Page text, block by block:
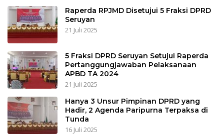
Raperda RPJMD Disetujui 5 Fraksi DPRD
Seruyan
21 Juli 2025
5 Fraksi DPRD Seruyan Setujui Raperda
Pertanggungjawaban Pelaksanaan
APBD TA 2024
21 Juli 2025
Hanya 3 Unsur Pimpinan DPRD yang
Hadir, 2 Agenda Paripurna Terpaksa di
Tunda
16 Juli 2025